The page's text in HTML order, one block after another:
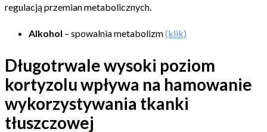
regulacją przemian metabolicznych.
Alkohol – spowalnia metabolizm(klik)
Długotrwale wysoki poziom
kortyzolu wpływa na hamowanie
wykorzystywania tkanki
tłuszczowej